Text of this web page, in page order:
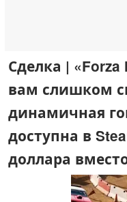
Сделка | «Forza
вам слишком
динамичная
доступна в
доллара